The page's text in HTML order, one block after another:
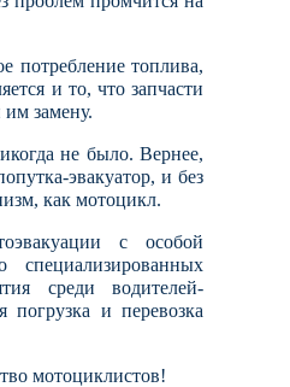
потребление топлива,
и то, что запчасти
замену.
не было. Вернее,
эвакуатор, и без
как мотоцикл.
с особой
специализированных
среди водителей-
погрузка и перевозка
мотоциклистов!